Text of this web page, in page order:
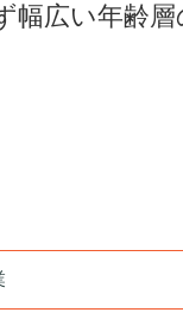
幅広い年齢